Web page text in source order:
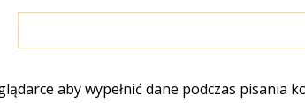
aby wypełnić dane podczas pisania